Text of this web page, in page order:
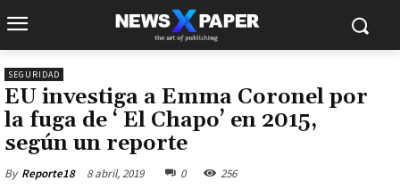
SEGURIDAD
EU investiga a Emma Coronel por
la fuga de ‘ El Chapo’ en 2015,
según un reporte
By Reporte18 8 abril, 2019 0 256